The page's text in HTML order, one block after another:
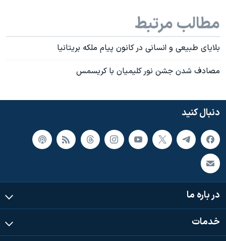
مطالب مرتبط
بلايای طبيعی و انسانی در کانون پيام ملکه بريتانيا
مصادف شدن جشن نور کليميان با کريسمس
دنبال کنید
در باره ما
خدمات